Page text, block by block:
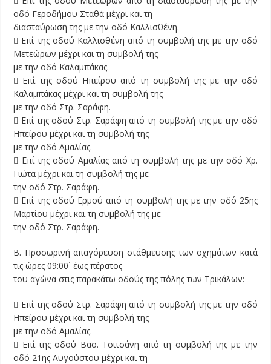
οδό Γεροδήμου Σταθά μέχρι και τη
διασταύρωσή της με την οδό Καλλισθένη.
 Επί της οδού Καλλισθένη από τη συμβολή της με την οδό
Μετεώρων μέχρι και τη συμβολή της
με την οδό Καλαμπάκας.
 Επί της οδού Ηπείρου από τη συμβολή της με την οδό
Καλαμπάκας μέχρι και τη συμβολή της
με την οδό Στρ. Σαράφη.
 Επί της οδού Στρ. Σαράφη από τη συμβολή της με την οδό
Ηπείρου μέχρι και τη συμβολή της
με την οδό Αμαλίας.
 Επί της οδού Αμαλίας από τη συμβολή της με την οδό Χρ.
Γιώτα μέχρι και τη συμβολή της με
την οδό Στρ. Σαράφη.
 Επί της οδού Ερμού από τη συμβολή της με την οδό 25ης
Μαρτίου μέχρι και τη συμβολή της με
την οδό Στρ. Σαράφη.
Β. Προσωρινή απαγόρευση στάθμευσης των οχημάτων κατά
τις ώρες 09:00 ́ έως πέρατος
του αγώνα στις παρακάτω οδούς της πόλης των Τρικάλων:
 Επί της οδού Στρ. Σαράφη από τη συμβολή της με την οδό
Ηπείρου μέχρι και τη συμβολή της
με την οδό Αμαλίας.
 Επί της οδού Βασ. Τσιτσάνη από τη συμβολή της με την
οδό 21ης Αυγούστου μέχρι και τη